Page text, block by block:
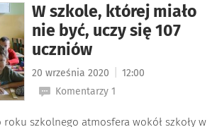
W szkole, której miało
nie być, uczy się 107
uczniów
20 września 2020
12:00
Komentarzy 1
roku szkolnego atmosfera wokół szkoły w